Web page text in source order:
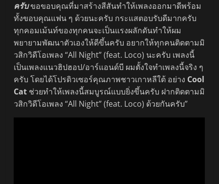
ครับขอขอบคุณที่มาสร้างสีสันทำให้เพลงออกมาดีพร้อม
ทั้งขอบคุณแฟน ๆ ด้วยนะครับ กระแสตอบรับดีมากครับ
ทุกคอมเม้นท์ของทุกคนจะเป็นแรงผลักดันทำให้ผม
พยายามพัฒนาตัวเองให้ดีขึ้นครับ อยากให้ทุกคนติดตามมิ
วสิกวิดีโอเพลง “All Night” (feat. Loco) นะครับ เพลงนี้
เป็นเพลงแนวฮิปฮอป/อาร์แอนด์บี ผมตั้งใจทำเพลงนี้จริง ๆ
ครับ โดยได้โปรดิวเซอร์คุณภาพชาวเกาหลีใต้ อย่าง Cool
Cat ช่วยทำให้เพลงนี้สมบูรณ์แบบยิ่งขึ้นครับ ฝากติดตามมิ
วสิกวิดีโอเพลง “All Night” (feat. Loco) ด้วยกันครับ”